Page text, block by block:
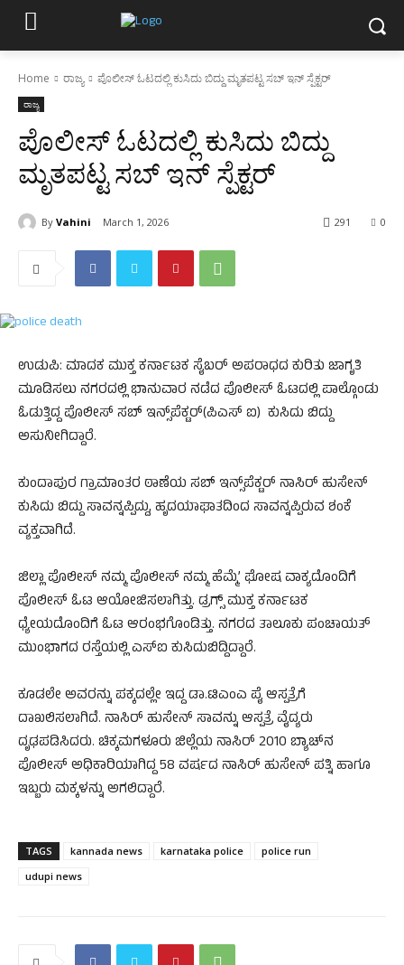
Home ರಾಜ್ಯ ಪೊಲೀಸ್ ಓಟದಲ್ಲಿ ಕುಸಿದು ಬಿದ್ದು ಮೃತಪಟ್ಟ ಸಬ್ ಇನ್ ಸ್ಪೆಕ್ಟರ್
ರಾಜ್ಯ
ಪೊಲೀಸ್ ಓಟದಲ್ಲಿ ಕುಸಿದು ಬಿದ್ದು
ಮೃತಪಟ್ಟ ಸಬ್ ಇನ್ ಸ್ಪೆಕ್ಟರ್
By Vahini March 1, 2026 0
291
ಉಡುಪಿ: ಮಾದಕ ಮುಕ್ತ ಕರ್ನಾಟಕ ಸೈಬರ್ ಅಪರಾಧದ ಕುರಿತು ಜಾಗೃತಿ
ಮೂಡಿಸಲು ನಗರದಲ್ಲಿ ಭಾನುವಾರ ನಡೆದ ಪೊಲೀಸ್ ಓಟದಲ್ಲಿ ಪಾಲ್ಗೊಂಡು
ಓಡುತ್ತಿದ್ದ ಪೊಲೀಸ್ ಸಬ್ ಇನ್ಸ್‌ಪೆಕ್ಟರ್(ಪಿಎಸ್ ಐ) ಕುಸಿದು ಬಿದ್ದು
ಅಸುನೀಗಿದ್ದಾರೆ.
ಕುಂದಾಪುರ ಗ್ರಾಮಾಂತರ ಠಾಣೆಯ ಸಬ್ ಇನ್ಸ್‌ಪೆಕ್ಟರ್ ನಾಸಿರ್ ಹುಸೇನ್
ಕುಸಿದು ಬಿದ್ದು ಸಾವನ್ನಪ್ಪಿದ್ದು, ಹೃದಯಾಘಾತದಿಂದ ಸಾವನ್ನಪ್ಪಿರುವ ಶಂಕೆ
ವ್ಯಕ್ತವಾಗಿದೆ.
ಜಿಲ್ಲಾ ಪೊಲೀಸ್ ನಮ್ಮ ಪೊಲೀಸ್ ನಮ್ಮ ಹೆಮ್ಮೆ’ ಘೋಷ ವಾಕ್ಯದೊಂದಿಗೆ
ಪೊಲೀಸ್ ಓಟ ಆಯೋಜಿಸಲಾಗಿತ್ತು. ಡ್ರಗ್ಸ್ ಮುಕ್ತ ಕರ್ನಾಟಕ
ಧ್ಯೇಯದೊಂದಿಗೆ ಓಟ ಆರಂಭಗೊಂಡಿತ್ತು. ನಗರದ ತಾಲೂಕು ಪಂಚಾಯತ್
ಮುಂಭಾಗದ ರಸ್ತೆಯಲ್ಲಿ ಎಸ್‌ಐ ಕುಸಿದುಬಿದ್ದಿದ್ದಾರೆ.
ಕೂಡಲೇ ಅವರನ್ನು ಪಕ್ಕದಲ್ಲೇ ಇದ್ದ ಡಾ.ಟಿಎಂಎ ಪೈ ಆಸ್ಪತ್ರೆಗೆ
ದಾಖಲಿಸಲಾಗಿದೆ. ನಾಸಿರ್ ಹುಸೇನ್ ಸಾವನ್ನು ಆಸ್ಪತ್ರೆ ವೈದ್ಯರು
ದೃಢಪಡಿಸಿದರು. ಚಿಕ್ಕಮಗಳೂರು ಜಿಲ್ಲೆಯ ನಾಸಿರ್ 2010 ಬ್ಯಾಚ್‌ನ
ಪೊಲೀಸ್ ಅಧಿಕಾರಿಯಾಗಿದ್ದ 58 ವರ್ಷದ ನಾಸಿರ್ ಹುಸೇನ್ ಪತ್ನಿ ಹಾಗೂ
ಇಬ್ಬರು ಮಕ್ಕಳನ್ನು ಅಗಲಿದ್ದಾರೆ.
TAGS kannada news karnataka police
police run
udupi news